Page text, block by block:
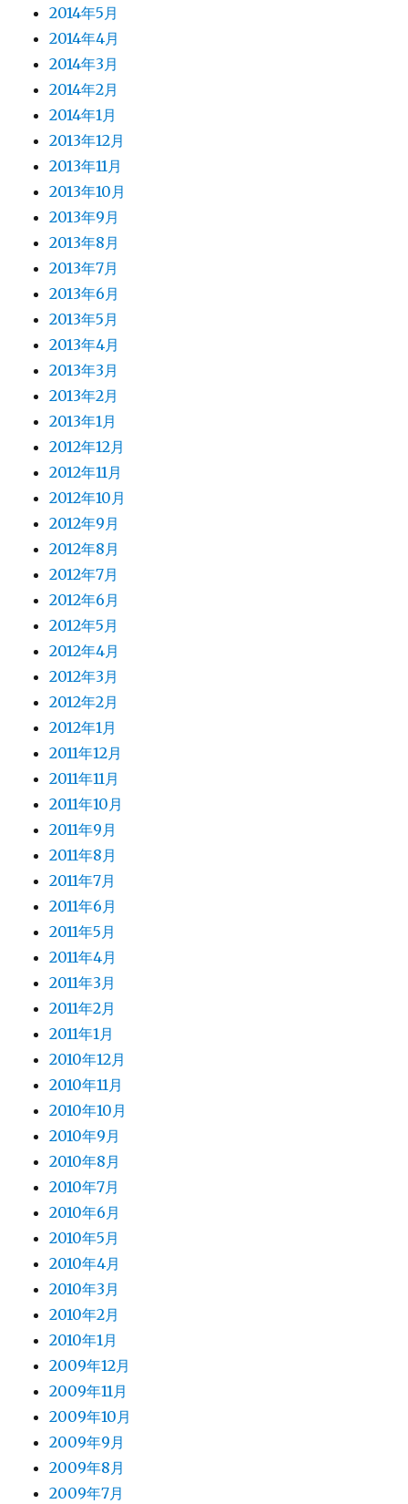
2014年5月
2014年4月
2014年3月
2014年2月
2014年1月
2013年12月
2013年11月
2013年10月
2013年9月
2013年8月
2013年7月
2013年6月
2013年5月
2013年4月
2013年3月
2013年2月
2013年1月
2012年12月
2012年11月
2012年10月
2012年9月
2012年8月
2012年7月
2012年6月
2012年5月
2012年4月
2012年3月
2012年2月
2012年1月
2011年12月
2011年11月
2011年10月
2011年9月
2011年8月
2011年7月
2011年6月
2011年5月
2011年4月
2011年3月
2011年2月
2011年1月
2010年12月
2010年11月
2010年10月
2010年9月
2010年8月
2010年7月
2010年6月
2010年5月
2010年4月
2010年3月
2010年2月
2010年1月
2009年12月
2009年11月
2009年10月
2009年9月
2009年8月
2009年7月